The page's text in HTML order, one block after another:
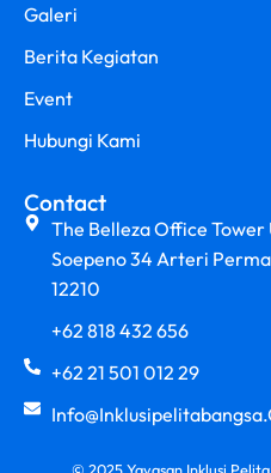
Galeri
Berita Kegiatan
Event
Hubungi Kami
Contact
The Belleza Office Tower
Soepeno 34 Arteri
12210
+62 818 432 656
+62 21 501 012 29
© 2025 Yayasan Inklusi